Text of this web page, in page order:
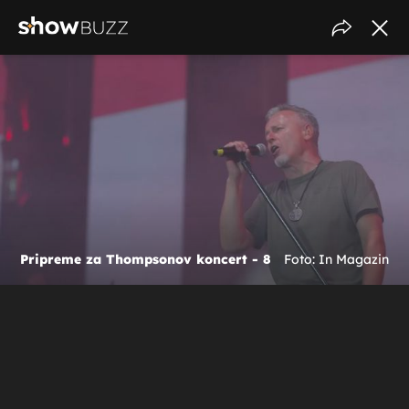
Pripreme za Thompsonov koncert - 8 Foto: In Magazin